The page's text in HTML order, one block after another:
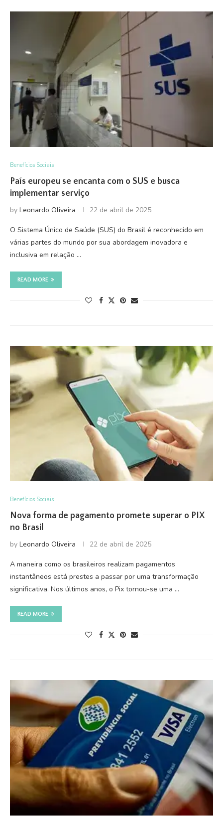
Benefícios Sociais
País europeu se encanta com o SUS e busca
implementar serviço
by Leonardo Oliveira 22 de abril de 2025
O Sistema Único de Saúde (SUS) do Brasil é reconhecido em
várias partes do mundo por sua abordagem inovadora e
inclusiva em relação …
READ MORE
Benefícios Sociais
Nova forma de pagamento promete superar o PIX
no Brasil
by Leonardo Oliveira 22 de abril de 2025
A maneira como os brasileiros realizam pagamentos
instantâneos está prestes a passar por uma transformação
significativa. Nos últimos anos, o Pix tornou-se uma …
READ MORE